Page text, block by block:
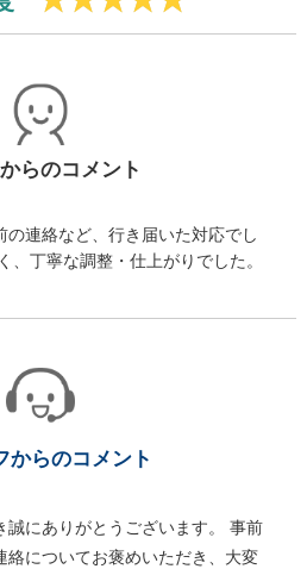
らのコメント
連絡など、行き届いた対応でし
、丁寧な調整・仕上がりでした。
からのコメント
誠にありがとうございます。 事前
絡についてお褒めいただき、大変